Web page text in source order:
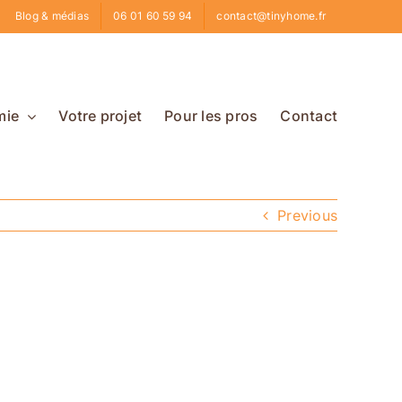
Blog & médias 06 01 60 59 94 contact@tinyhome.fr
Votre projet Pour les pros Contact
Previous